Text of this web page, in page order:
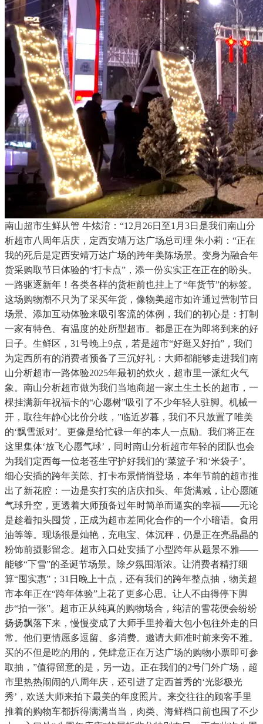
南山超市生鲜从管 牛炫淯：“12月26日至1月3日是我们南山分
析超市八周年店庆，定西安靖万达广场总司理 朱小莉：“正在
我的死后是定西安靖万达广场的跨年美陈场景。变身为融合年
货采购取节日体验的“打卡点”，添一份实实正在正在的盼头。
一路驱逐新年！各类各样的货柜前也挂上了“年货节”的标签。
这场购物潮不只为了采买年货，像物美超市如许通过营制节日
场景、添加互动体验来吸引客流的体例，我们的初心是：打制
一家有特色、有温度的处所型超市。都是正在为即将到来的好
日子。生鲜区，31号晚上9点，若是超市“好逛又好拍”，我们
为定西所有的消费者预备了三沉好礼：大师都能够走进我们南
山分析超市一路体验2025年最初的炊火，超市里一派红火气
象。南山分析超市做为我们当地商超一家土生土长的超市，一
棵挂满新年祝福卡的“心愿树”吸引了不少年轻人驻脚。机械一
开，取往年静心比价分歧，”临近岁暮，我们不只放置了唯美
的‘飘雪派对’。更像是给忙碌一年的本人一点励。我们将正在
这里集体‘放飞心愿气球’，同时南山分析超市年轻的团队也会
为我们定西每一位老苍生守护好我们的‘菜篮子’和‘米袋子’。
细心安插的跨年美陈、打卡布景悄悄登场，本年节前的超市推
出了新花腔：一边是实打实的店庆扣头、年货满减，让心愿随
气球升空，更透着大师预备过年时简单而逼实的幸福——无论
是趁着扣头囤货，正成为超市差同化合作的一个小暗语。食用
油等等。现场很是灿艳，充电宝、体沉秤，仍是正在亮晶晶的
粉饰前摄影留念。超市入口处安插了小型跨年从题景不雅——
能够“下雪”的圣诞节场景。除夕氛围渐浓。让消费者精打细
算“囤实惠”；31日晚上十点，还有我们的跨年整点抽，物美超
市本年正在“跨年体验”上花了更多心思。让人不由得停下脚
步“拍一张”。超市正从纯真的购物场合，纯洁的雪花便会纷纷
扬扬飘落下来，慢慢变成了大师手里拎着大包小包往外走的日
常。他们更情愿多逗留、多消费。邀请大师准时前来旁不雅。
买的不但是吃的用的，凭肆意正在万达广场的购物小票即可参
取抽，”值得留意的是，另一边。正在我们的2号门外广场，超
市里热热闹闹的八周年庆，还引进了定西首秀的‘光影极光
秀’，欢送大师来拍下最美的年度照片。来交往往的顾客手里
推着的购物车都拆得满满当当，肉类、海鲜档口前也围了不少